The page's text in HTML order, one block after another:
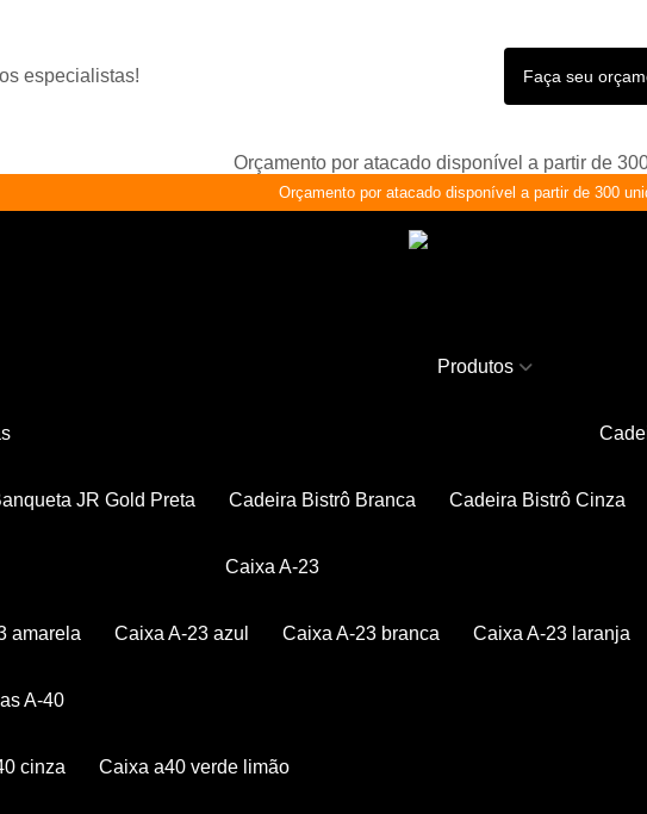
especialistas! Faça seu
Orçamento por atacado disponível a partir de
Orçamento por atacado disponível a partir de 300
Produtos
Banqueta JR Gold Preta Cadeira Bistrô Branca Cadeira Bistrô Cinza
Caixa A-23
amarela Caixa A-23 azul Caixa A-23 branca Caixa A-23 laranja
A-40
cinza Caixa a40 verde limão